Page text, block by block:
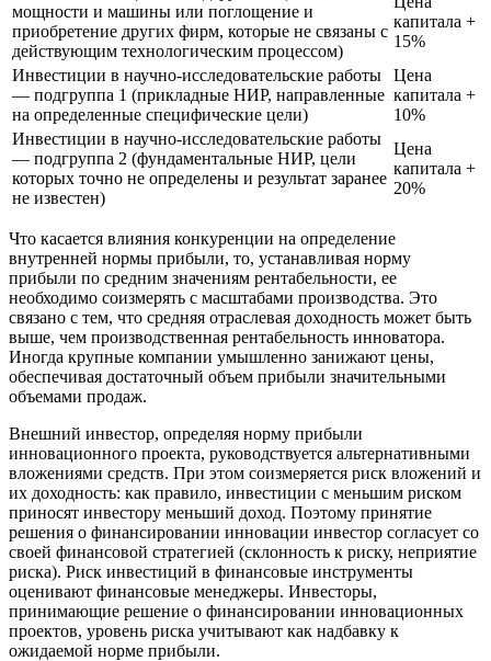
мощности и машины или поглощение и
приобретение других фирм, которые не связаны с
действующим технологическим процессом)
капитала +
15%
Инвестиции в научно-исследовательские работы
— подгруппа 1 (прикладные НИР, направленные
на определенные специфические цели)
Цена
капитала +
10%
Инвестиции в научно-исследовательские работы
— подгруппа 2 (фундаментальные НИР, цели
которых точно не определены и результат заранее
не известен)
Цена
капитала +
20%
Что касается влияния конкуренции на определение
внутренней нормы прибыли, то, устанавливая норму
прибыли по средним значениям рентабельности, ее
необходимо соизмерять с масштабами производства. Это
связано с тем, что средняя отраслевая доходность может быть
выше, чем производственная рентабельность инноватора.
Иногда крупные компании умышленно занижают цены,
обеспечивая достаточный объем прибыли значительными
объемами продаж.
Внешний инвестор, определяя норму прибыли
инновационного проекта, руководствуется альтернативными
вложениями средств. При этом соизмеряется риск вложений и
их доходность: как правило, инвестиции с меньшим риском
приносят инвестору меньший доход. Поэтому принятие
решения о финансировании инновации инвестор согласует со
своей финансовой стратегией (склонность к риску, неприятие
риска). Риск инвестиций в финансовые инструменты
оценивают финансовые менеджеры. Инвесторы,
принимающие решение о финансировании инновационных
проектов, уровень риска учитывают как надбавку к
ожидаемой норме прибыли.